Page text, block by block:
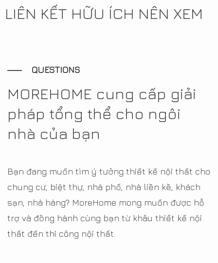
LIÊN KẾT HỮU ÍCH NÊN XEM
QUESTIONS
MOREHOME cung cấp giải
pháp tổng thể cho ngôi
nhà của bạn
Bạn đang muốn tìm ý tưởng thiết kế nội thất cho
chung cư, biệt thự, nhà phố, nhà liền kề, khách
sạn, nhà hàng? MoreHome mong muốn được hỗ
trợ và đồng hành cùng bạn từ khâu thiết kế nội
thất đến thi công nội thất.